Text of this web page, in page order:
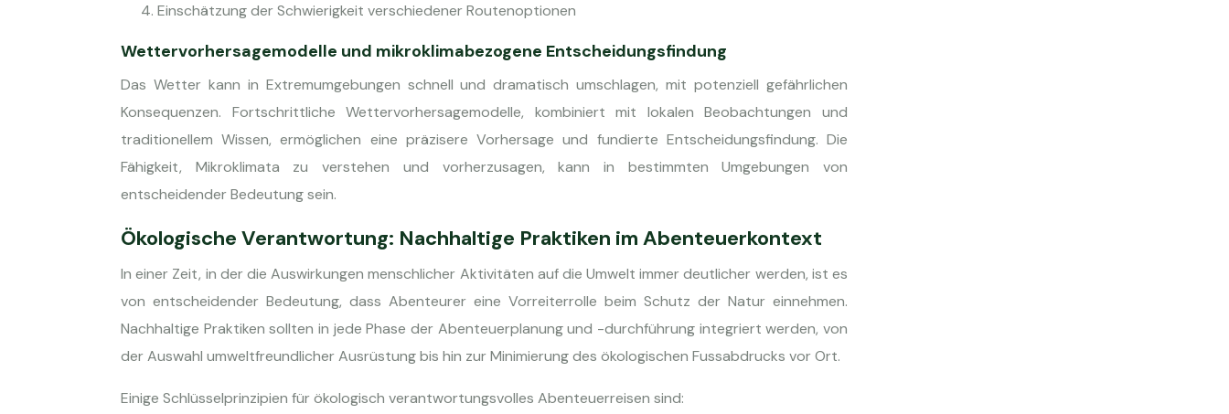
Einschätzung der Schwierigkeit verschiedener Routenoptionen
Wettervorhersagemodelle und mikroklimabezogene Entscheidungsfindung
Das Wetter kann in Extremumgebungen schnell und dramatisch umschlagen, mit potenziell gefährlichen
Konsequenzen. Fortschrittliche Wettervorhersagemodelle, kombiniert mit lokalen Beobachtungen und
traditionellem Wissen, ermöglichen eine präzisere Vorhersage und fundierte Entscheidungsfindung. Die
Fähigkeit, Mikroklimata zu verstehen und vorherzusagen, kann in bestimmten Umgebungen von
entscheidender Bedeutung sein.
Ökologische Verantwortung: Nachhaltige Praktiken im Abenteuerkontext
In einer Zeit, in der die Auswirkungen menschlicher Aktivitäten auf die Umwelt immer deutlicher werden, ist es
von entscheidender Bedeutung, dass Abenteurer eine Vorreiterrolle beim Schutz der Natur einnehmen.
Nachhaltige Praktiken sollten in jede Phase der Abenteuerplanung und -durchführung integriert werden, von
der Auswahl umweltfreundlicher Ausrüstung bis hin zur Minimierung des ökologischen Fussabdrucks vor Ort.
Einige Schlüsselprinzipien für ökologisch verantwortungsvolles Abenteuerreisen sind: